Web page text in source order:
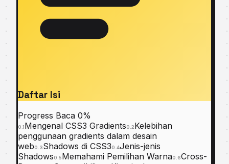
Daftar Isi
Progress Baca 0%
0.1Mengenal CSS3 Gradients0.2Kelebihan
penggunaan gradients dalam desain
web0.3Shadows di CSS30.4Jenis-jenis
Shadows0.5Memahami Pemilihan Warna0.6Cross-